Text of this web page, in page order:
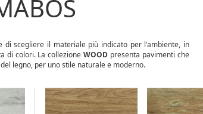
di scegliere il materiale più indicato per l’ambiente, in
di colori. La collezioneWOOD presenta pavimenti che
legno, per uno stile naturale e moderno.